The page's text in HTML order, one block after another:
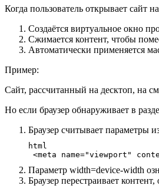
Когда пользователь открывает сайт
Создаётся виртуальное окно
Сжимается контент, чтобы
Автоматически применяется
Пример:
Сайт, рассчитанный на десктоп, на
Но если браузер обнаруживает в
Браузер считывает параметры
html
<meta name="viewport"
Параметр width=device-width
Браузер перестраивает